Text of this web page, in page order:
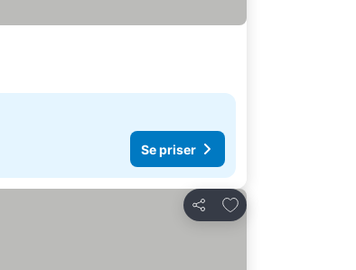
Se priser
Dela
Lägg till i Mina